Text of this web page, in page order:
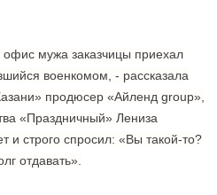
мужа заказчицы приехал
военкомом, - рассказала
продюсер «Айленд group»,
«Праздничный» Лениза
и строго спросил: «Вы такой-то?
отдавать».